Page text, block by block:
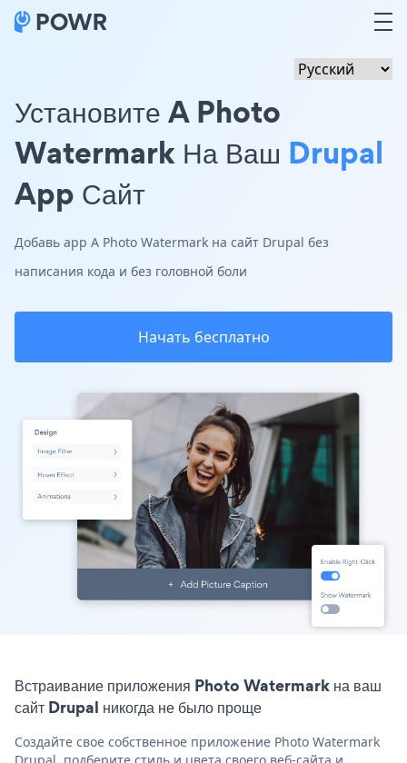
Установите A Photo
Watermark На Ваш Drupal
App Сайт
Добавь app A Photo Watermark на сайт Drupal без
написания кода и без головной боли
Начать бесплатно
Встраивание приложения Photo Watermark на ваш
сайт Drupal никогда не было проще
Создайте свое собственное приложение Photo Watermark